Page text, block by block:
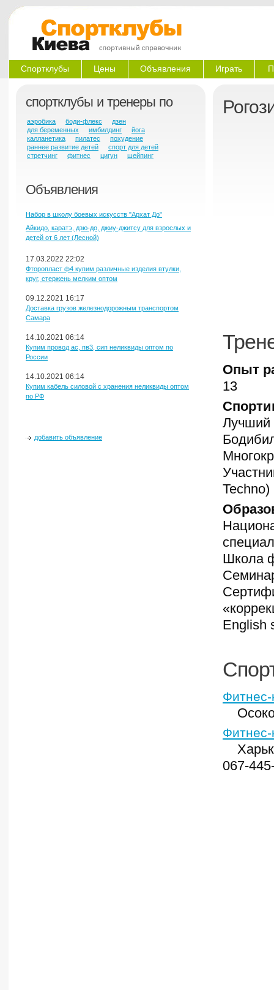
Спортклубы Цены Объявления Играть
спортклубы и тренеры по
аэробика боди-флекс
дзен
для беременных
имбилдинг
йога
калланетика
пилатес
похудение
раннее развитие детей
спорт для детей
стретчинг
фитнес цигун шейпинг
Объявления
Набор в школу боевых искусств "Архат До"
Айкидо, каратэ, дзю-до, джиу-джитсу для взрослых и
детей от 6 лет (Лесной)
17.03.2022 22:02
Фторопласт ф4 купим различные изделия втулки,
круг, стержень мелким оптом
09.12.2021 16:17
Доставка грузов железнодорожным транспортом
Самара
14.10.2021 06:14
Купим провод ас, пв3, сип неликвиды оптом по
России
14.10.2021 06:14
Купим кабель силовой с хранения неликвиды оптом
по РФ
добавить объявление
Опыт
13
Лучший
Школа
English
Фитнес-
067-